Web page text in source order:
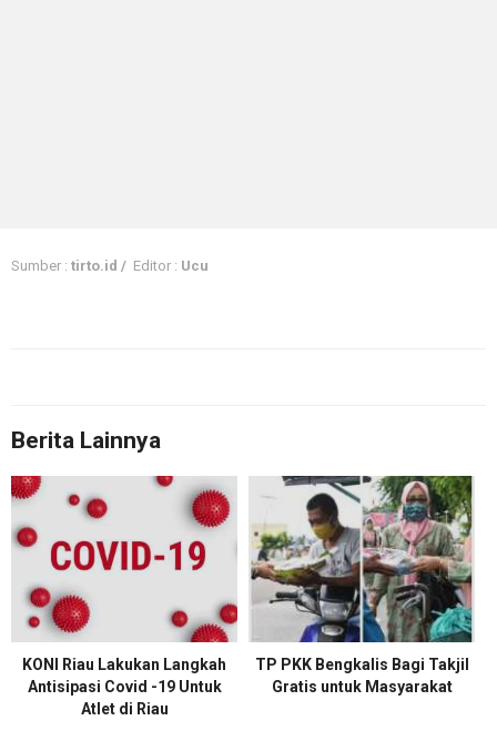
Sumber : tirto.id / Editor : Ucu
Berita Lainnya
KONI Riau Lakukan Langkah
Antisipasi Covid -19 Untuk
Atlet di Riau
TP PKK Bengkalis Bagi Takjil
Gratis untuk Masyarakat